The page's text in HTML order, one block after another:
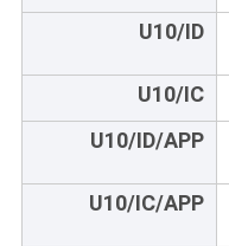
U10/ID
U10/IC
U10/ID/APP
U10/IC/APP